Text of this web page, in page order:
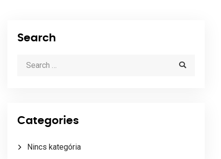
Search
Categories
Nincs kategória